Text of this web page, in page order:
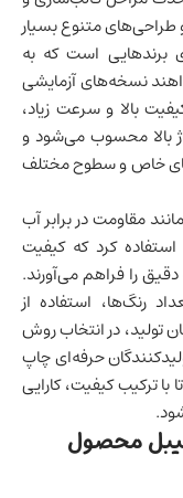
طراحی‌های متنوع بسیار
برندهایی است که به
نسخه‌های آزمایشی
بالا و سرعت زیاد،
بالا محسوب می‌شود و
خاص و سطوح مختلف
مقاومت در برابر آب
کرد که کیفیت
دقیق را فراهم می‌آورند.
رنگ‌ها، استفاده از
تولید، در انتخاب روش
حرفه‌ای چاپ
ترکیب کیفیت، کارایی
محصول